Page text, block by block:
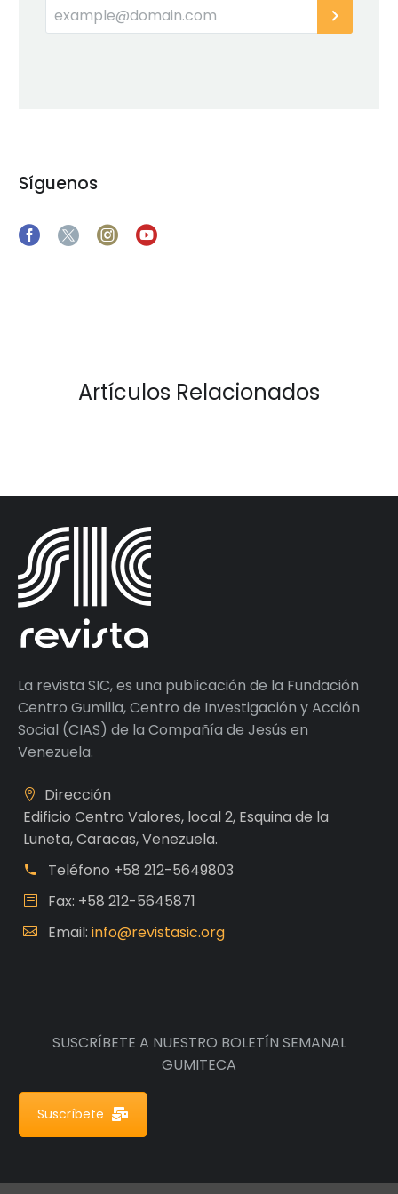
Síguenos
Artículos Relacionados
La revista SIC, es una publicación de la Fundación
Centro Gumilla, Centro de Investigación y Acción
Social (CIAS) de la Compañía de Jesús en
Venezuela.
Dirección
Edificio Centro Valores, local 2, Esquina de la
Luneta, Caracas, Venezuela.
Teléfono +58 212-5649803
Fax: +58 212-5645871
Email: info@revistasic.org
SUSCRÍBETE A NUESTRO BOLETÍN SEMANAL
GUMITECA
Suscríbete